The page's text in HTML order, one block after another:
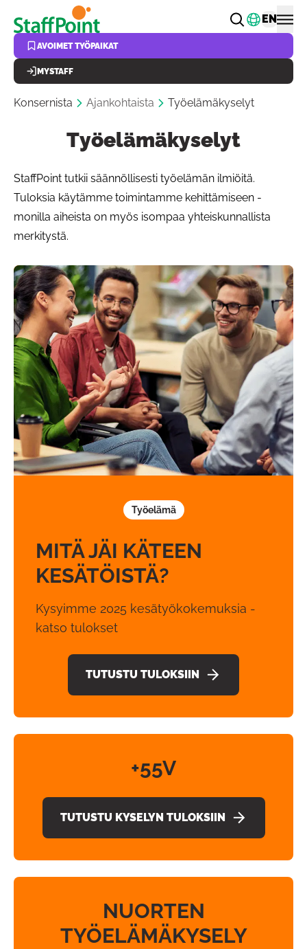
Hyppää pääsisältöön Vaihda
EN
AVOIMET TYÖPAIKAT
MYSTAFF
Konsernista Ajankohtaista Työelämäkyselyt
Työelämäkyselyt
StaffPoint tutkii säännöllisesti työelämän ilmiöitä.
Tuloksia käytämme toimintamme kehittämiseen -
monilla aiheista on myös isompaa yhteiskunnallista
merkitystä.
Työelämä
MITÄ JÄI KÄTEEN
KESÄTÖISTÄ?
Kysyimme 2025 kesätyökokemuksia -
katso tulokset
TUTUSTU TULOKSIIN
+55V
TUTUSTU KYSELYN TULOKSIIN
NUORTEN
TYÖELÄMÄKYSELY